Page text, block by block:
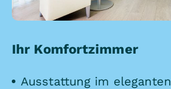
Ihr Komfortzimmer
Ausstattung im eleganten